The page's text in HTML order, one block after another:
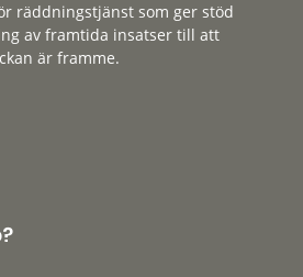
räddningstjänst som ger stöd
av framtida insatser till att
är framme.